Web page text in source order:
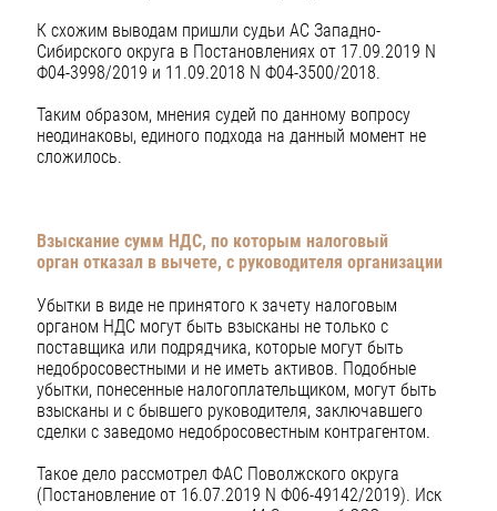
К схожим выводам пришли судьи АС Западно-
Сибирского округа в Постановлениях от 17.09.2019 N
Ф04-3998/2019 и 11.09.2018 N Ф04-3500/2018.
Таким образом, мнения судей по данному вопросу
неодинаковы, единого подхода на данный момент не
сложилось.
Взыскание сумм НДС, по которым налоговый
орган отказал в вычете, с руководителя организации
Убытки в виде не принятого к зачету налоговым
органом НДС могут быть взысканы не только с
поставщика или подрядчика, которые могут быть
недобросовестными и не иметь активов. Подобные
убытки, понесенные налогоплательщиком, могут быть
взысканы и с бывшего руководителя, заключавшего
сделки с заведомо недобросовестным контрагентом.
Такое дело рассмотрел ФАС Поволжского округа
(Постановление от 16.07.2019 N Ф06-49142/2019). Иск